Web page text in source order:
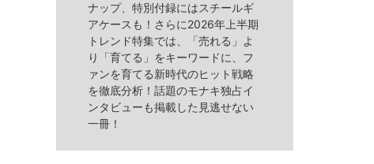
ナップ、特別付録にはスチールギ
アケースも！さらに2026年上半期
トレンド特集では、「売れる」よ
り「育てる」をキーワードに、フ
ァンを育てる新時代のヒット戦略
を徹底分析！話題のモナキ独占イ
ンタビューも掲載した見逃せない
一冊！